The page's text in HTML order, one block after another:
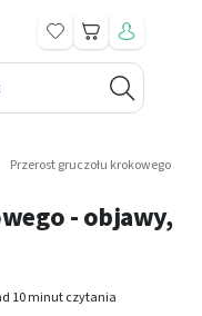
Koszyk
Przerost gruczołu krokowego
- objawy,
10 minut czytania